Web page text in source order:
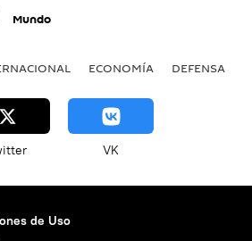
Mundo
ECONOMÍA DEFENSA
VK
de Uso